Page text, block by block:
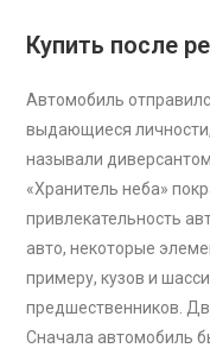
Купить после
Автомобиль
выдающиеся личности,
называли
«Хранитель неба»
привлекательность
авто, некоторые
примеру, кузов и
предшественников.
Сначала автомобиль